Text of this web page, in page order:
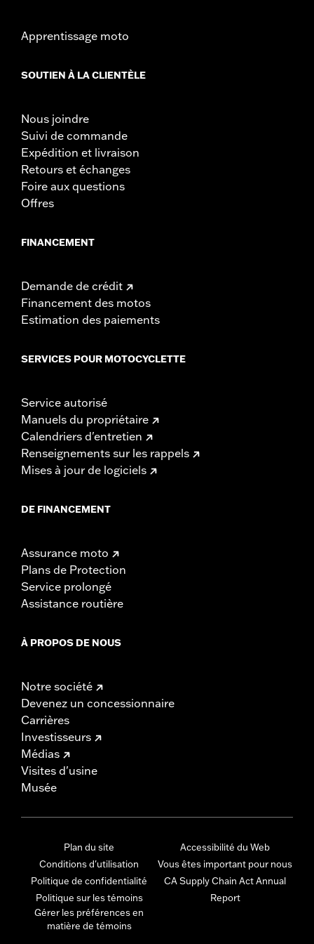
Apprentissage moto
SOUTIEN À LA CLIENTÈLE
Nous joindre
Suivi de commande
Expédition et livraison
Retours et échanges
Foire aux questions
Offres
FINANCEMENT
Demande de crédit
Financement des motos
Estimation des paiements
SERVICES POUR MOTOCYCLETTE
Service autorisé
Manuels du propriétaire
Calendriers d'entretien
Renseignements sur les rappels
Mises à jour de logiciels
DE FINANCEMENT
Assurance moto
Plans de Protection
Service prolongé
Assistance routière
À PROPOS DE NOUS
Notre société
Devenez un concessionnaire
Carrières
Investisseurs
Médias
Visites d'usine
Musée
Plan du site
Conditions d'utilisation
Politique de confidentialité
Politique sur les témoins
Gérer les préférences en
matière de témoins
Accessibilité du Web
Vous êtes important pour nous
CA Supply Chain Act Annual
Report